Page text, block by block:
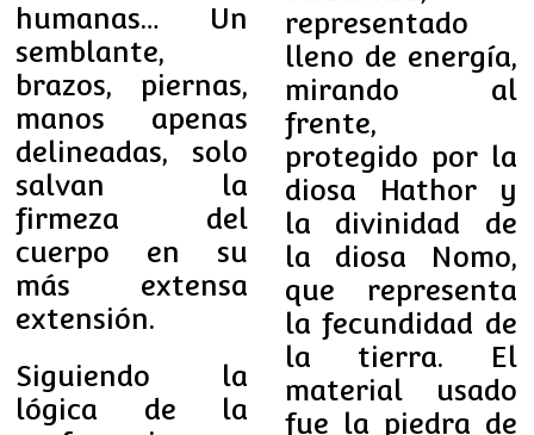
humanas… Un
semblante,
brazos, piernas,
manos apenas
delineadas, solo
salvan la
firmeza del
cuerpo en su
más extensa
extensión.
Siguiendo la
lógica de la
representado
lleno de energía,
mirando al
frente,
protegido por la
diosa Hathor y
la divinidad de
la diosa Nomo,
que representa
la fecundidad de
la tierra. El
material usado
fue la piedra de